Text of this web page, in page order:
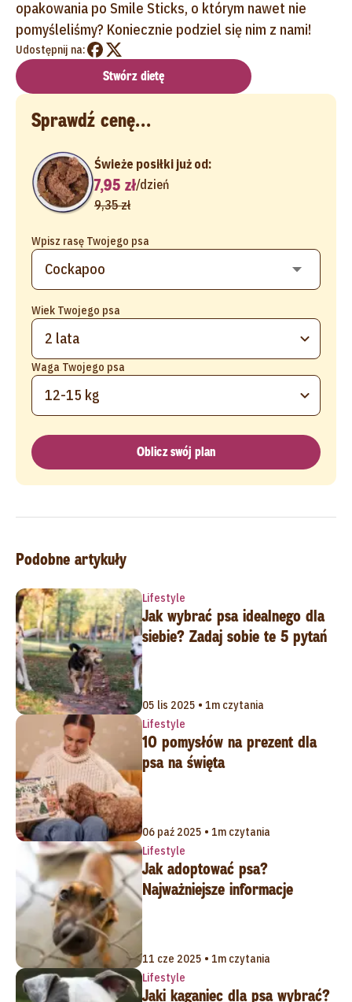
opakowania po Smile Sticks, o którym nawet nie
pomyśleliśmy? Koniecznie podziel się nim z nami!
Udostępnij na:
Stwórz dietę
Sprawdź cenę...
Wpisz rasę Twojego psa
Wiek Twojego psa
2 lata
Waga Twojego psa
12-15 kg
Świeże posiłki już od:
7,95 zł/dzień
9,35 zł
Oblicz swój plan
Podobne artykuły
Lifestyle
Jak wybrać psa idealnego dla
siebie? Zadaj sobie te 5 pytań
05 lis 2025 • 1m czytania
Lifestyle
10 pomysłów na prezent dla
psa na święta
06 paź 2025 • 1m czytania
Lifestyle
Jak adoptować psa?
Najważniejsze informacje
11 cze 2025 • 1m czytania
Lifestyle
Jaki kaganiec dla psa wybrać?